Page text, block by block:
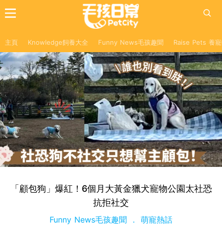
主頁 Knowledge飼養大全 Funny News毛孩趣聞 Raise Pets 養
「顧包狗」爆紅！6個月大黃金獵犬寵物公園太社恐
抗拒社交
Funny News毛孩趣聞 萌寵熱話